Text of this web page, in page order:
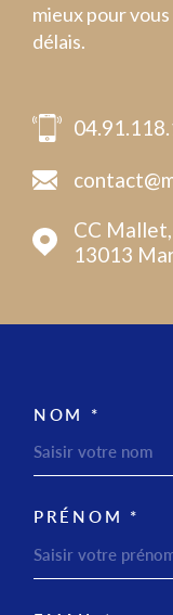
mieux pour
délais.
CC
13013
NOM *
PRÉNOM *